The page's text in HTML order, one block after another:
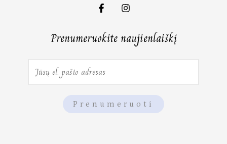
Prenumeruokite naujienlaiškį
Prenumeruoti